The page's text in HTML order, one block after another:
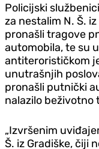
Policijski
za nestalim N. Š.
pronašli tragove
automobila, te su
antiterorističkom
unutrašnjih
pronašli putnički
nalazilo beživotno
„Izvršenim
Š. iz Gradiške, čiji